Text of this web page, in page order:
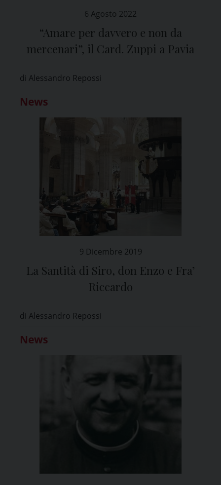
6 Agosto 2022
“Amare per davvero e non da
mercenari”, il Card. Zuppi a Pavia
di Alessandro Repossi
News
9 Dicembre 2019
La Santità di Siro, don Enzo e Fra’
Riccardo
di Alessandro Repossi
News